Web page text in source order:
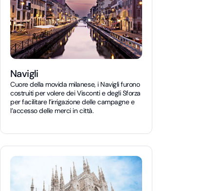
Navigli
Cuore della movida milanese, i Navigli furono
costruiti per volere dei Visconti e degli Sforza
per facilitare l’irrigazione delle campagne e
l’accesso delle merci in città.